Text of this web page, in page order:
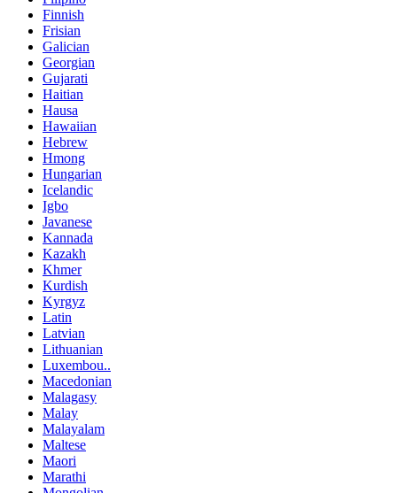
Finnish
Frisian
Galician
Georgian
Gujarati
Haitian
Hausa
Hawaiian
Hebrew
Hmong
Hungarian
Icelandic
Igbo
Javanese
Kannada
Kazakh
Khmer
Kurdish
Kyrgyz
Latin
Latvian
Lithuanian
Luxembou..
Macedonian
Malagasy
Malay
Malayalam
Maltese
Maori
Marathi